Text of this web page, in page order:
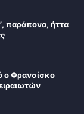
παράπονα, ήττα
ο Φρανσίσκο